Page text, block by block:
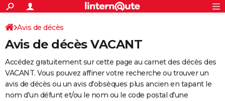
ACTUALITÉS
Politique
Société
Faits Divers
Education
Monde
Villes
+
SPORT
Coupe du monde 2026
Football
Tennis
Cyclisme
Rugby
Forum
Programme TV
TNT
Streaming
Cinéma
Sorties cinéma
Musique
+
FINANCE
Retraite
Epargne
Immobilier
Risques naturels par ville
Banque
Assurance
AUTO
Avis de décès
Avis de décès VACANT
Accédez gratuitement sur cette page au carnet des décès des
VACANT. Vous pouvez affiner votre recherche ou trouver un
avis de décès ou un avis d'obsèques plus ancien en tapant le
nom d'un défunt et/ou le nom ou le code postal d'une